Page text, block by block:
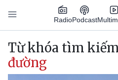
Nhảy đến nội dung
RadioPodcast
Main navigation
Từ khóa tìm
đường